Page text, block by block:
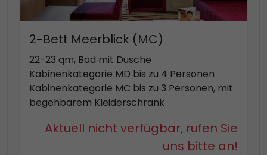
2-Bett Meerblick (MC)
22-23 qm, Bad mit Dusche
Kabinenkategorie MD bis zu 4 Personen
Kabinenkategorie MC bis zu 3 Personen, mit
begehbarem Kleiderschrank
Aktuell nicht verfügbar, rufen Sie
uns bitte an!